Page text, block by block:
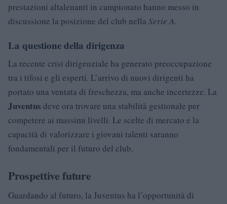
prestazioni altalenanti in campionato hanno messo in
discussione la posizione del club nella Serie A.
La questione della dirigenza
La recente crisi dirigenziale ha generato preoccupazione
tra i tifosi e gli esperti. L’arrivo di nuovi dirigenti ha
portato una ventata di freschezza, ma anche incertezze. La
Juventus deve ora trovare una stabilità gestionale per
competere ai massimi livelli. Le scelte di mercato e la
capacità di valorizzare i giovani talenti saranno
fondamentali per il futuro del club.
Prospettive future
Guardando al futuro, la Juventus ha l’opportunità di